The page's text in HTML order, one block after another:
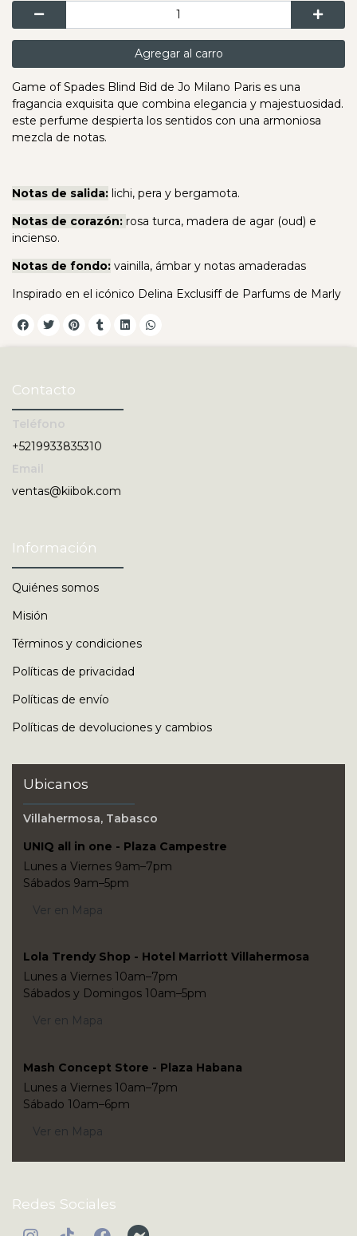
Agregar al carro
Game of Spades Blind Bid de Jo Milano Paris es una
fragancia exquisita que combina elegancia y majestuosidad.
este perfume despierta los sentidos con una armoniosa
mezcla de notas.
Notas de salida: lichi, pera y bergamota.
Notas de corazón: rosa turca, madera de agar (oud) e
incienso.
Notas de fondo: vainilla, ámbar y notas amaderadas
Inspirado en el icónico Delina Exclusiff de Parfums de Marly
Contacto
+5219933835310
ventas@kiibok.com
Información
Quiénes somos
Misión
Términos y condiciones
Políticas de privacidad
Políticas de envío
Políticas de devoluciones y cambios
Ubicanos
Villahermosa, Tabasco
UNIQ all in one - Plaza Campestre
Lunes a Viernes 9am–7pm
Sábados 9am–5pm
Ver en Mapa
Lola Trendy Shop - Hotel Marriott Villahermosa
Lunes a Viernes 10am–7pm
Sábados y Domingos 10am–5pm
Ver en Mapa
Mash Concept Store - Plaza Habana
Lunes a Viernes 10am–7pm
Sábado 10am–6pm
Ver en Mapa
Redes Sociales